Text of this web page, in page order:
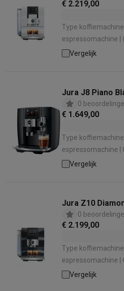
€ 2.219,00
Type
espressomachine | Geschikt voor: Koffiebonen ,
Gemalen koffie | Geschikt voor melk
opschuimen: Ja |
Vergelijk
Jura J8 Piano
0
€ 1.649,00
Type
espressomachine | Geschikt voor: Koffiebonen ,
Gemalen koffie | Geschikt voor melk
opschuimen: Ja |
Vergelijk
Jura Z10
0
€ 2.199,00
Type
espressomachine | Geschikt voor: Gemalen
koffie , Koffiebonen | Geschikt voor melk
opschuimen: Ja |
Vergelijk